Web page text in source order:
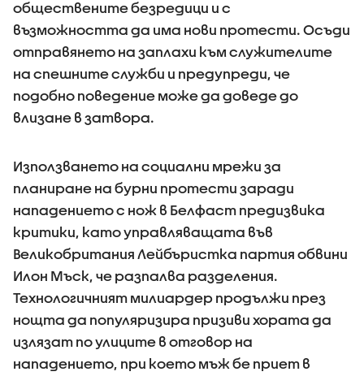
обществените безредици и с
възможността да има нови протести. Осъди
отправянето на заплахи към служителите
на спешните служби и предупреди, че
подобно поведение може да доведе до
влизане в затвора.
Използването на социални мрежи за
планиране на бурни протести заради
нападението с нож в Белфаст предизвика
критики, като управляващата във
Великобритания Лейбъристка партия обвини
Илон Мъск, че разпалва разделения.
Технологичният милиардер продължи през
нощта да популяризира призиви хората да
излязат по улиците в отговор на
нападението, при което мъж бе приет в